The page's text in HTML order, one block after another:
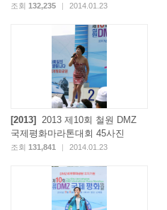
조회 132,235 2014.01.23
[2013]
2013 제10회 철원 DMZ
국제평화마라톤대회 45사진
조회 131,841 2014.01.23